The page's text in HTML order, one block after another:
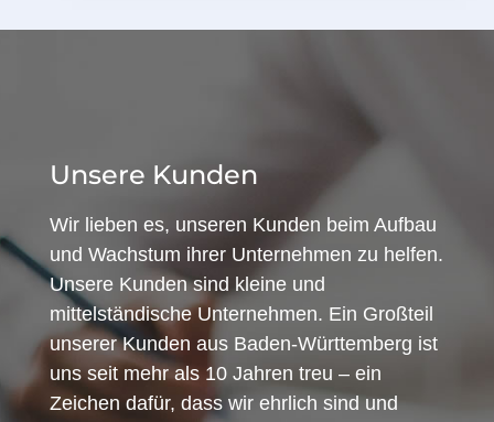
Unsere Kunden
Wir lieben es, unseren Kunden beim Aufbau
und Wachstum ihrer Unternehmen zu helfen.
Unsere Kunden sind kleine und
mittelständische Unternehmen. Ein Großteil
unserer Kunden aus Baden-Württemberg ist
uns seit mehr als 10 Jahren treu – ein
Zeichen dafür, dass wir ehrlich sind und